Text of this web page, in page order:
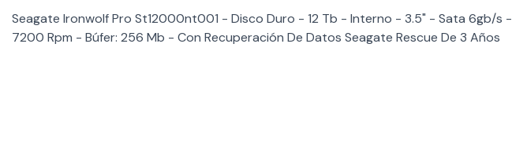
Seagate Ironwolf Pro St12000nt001 - Disco Duro - 12 Tb - Interno - 3.5" - Sata 6gb/s -
7200 Rpm - Búfer: 256 Mb - Con Recuperación De Datos Seagate Rescue De 3 Años